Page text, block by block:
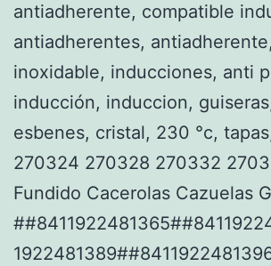
antiadherente, compatible
antiadherentes,
inoxidable, inducciones, anti
inducción, induccion,
esbenes, cristal, 230 °c,
270324 270328 270332
Fundido Cacerolas Cazuelas